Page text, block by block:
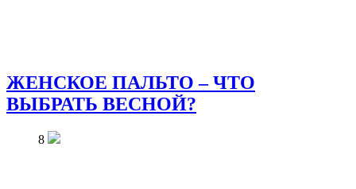
ЖЕНСКОЕ ПАЛЬТО – ЧТО
ВЫБРАТЬ ВЕСНОЙ?
8